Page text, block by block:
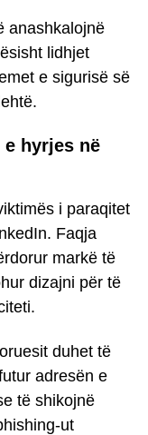
anashkalojnë
lidhjet
e sigurisë së
hyrjes në
i paraqitet
Faqja
markë të
dizajni për të
duhet të
adresën e
të shikojnë
ut